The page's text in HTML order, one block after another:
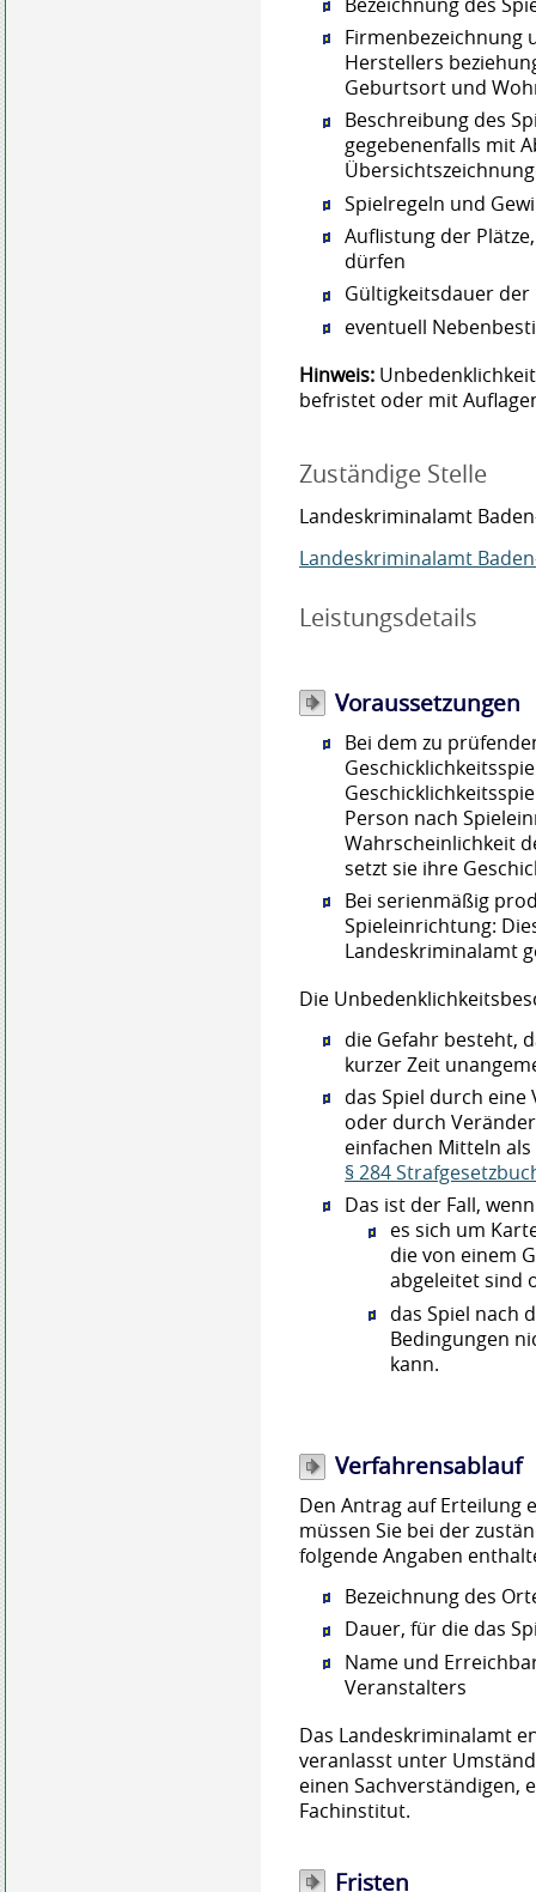
Firmenbezeichnung
Herstellers
Geburtsort und
Beschreibung des
gegebenenfalls mit
Spielregeln und
Auflistung der
dürfen
Gültigkeitsdauer
eventuell
Hinweis:
befristet oder mit
Zuständige Stelle
Landeskriminalamt
Landeskriminalamt
Leistungsdetails
Voraussetzungen
Bei dem zu
Person nach
Wahrscheinlichkeit
setzt sie ihre
Bei serienmäßig
Spieleinrichtung:
Landeskriminalamt
Die
die Gefahr besteht,
kurzer Zeit
das Spiel durch
oder durch
einfachen Mitteln
§ 284
Das ist der Fall, wenn
es sich um
die von einem
abgeleitet sind
das Spiel nach
Bedingungen
kann.
Verfahrensablauf
Den Antrag auf Erteilung
müssen Sie bei der
folgende Angaben
Bezeichnung des
Dauer, für die das
Name und
Veranstalters
Das Landeskriminalamt
veranlasst unter
einen Sachverständigen,
Fachinstitut.
Fristen